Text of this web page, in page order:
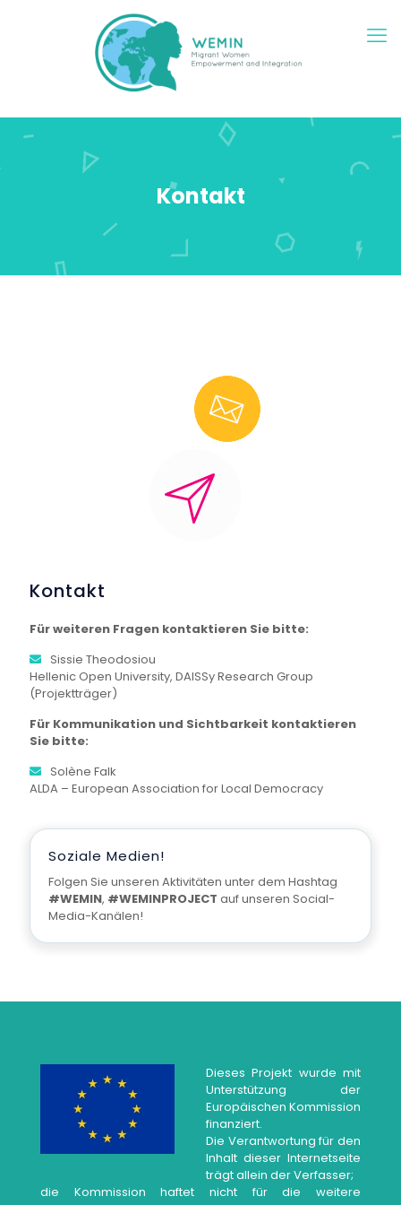
Kontakt
Kontakt
Für weiteren Fragen kontaktieren Sie bitte:
Sissie Theodosiou
Hellenic Open University, DAISSy Research Group
(Projektträger)
Für Kommunikation und Sichtbarkeit kontaktieren
Sie bitte:
Solène Falk
ALDA – European Association for Local Democracy
Soziale Medien!
Folgen Sie unseren Aktivitäten unter dem Hashtag
#WEMIN, #WEMINPROJECT auf unseren Social-
Media-Kanälen!
Dieses Projekt wurde mit
Unterstützung der
Europäischen Kommission
finanziert.
Die Verantwortung für den
Inhalt dieser Internetseite
trägt allein der Verfasser;
die Kommission haftet nicht für die weitere